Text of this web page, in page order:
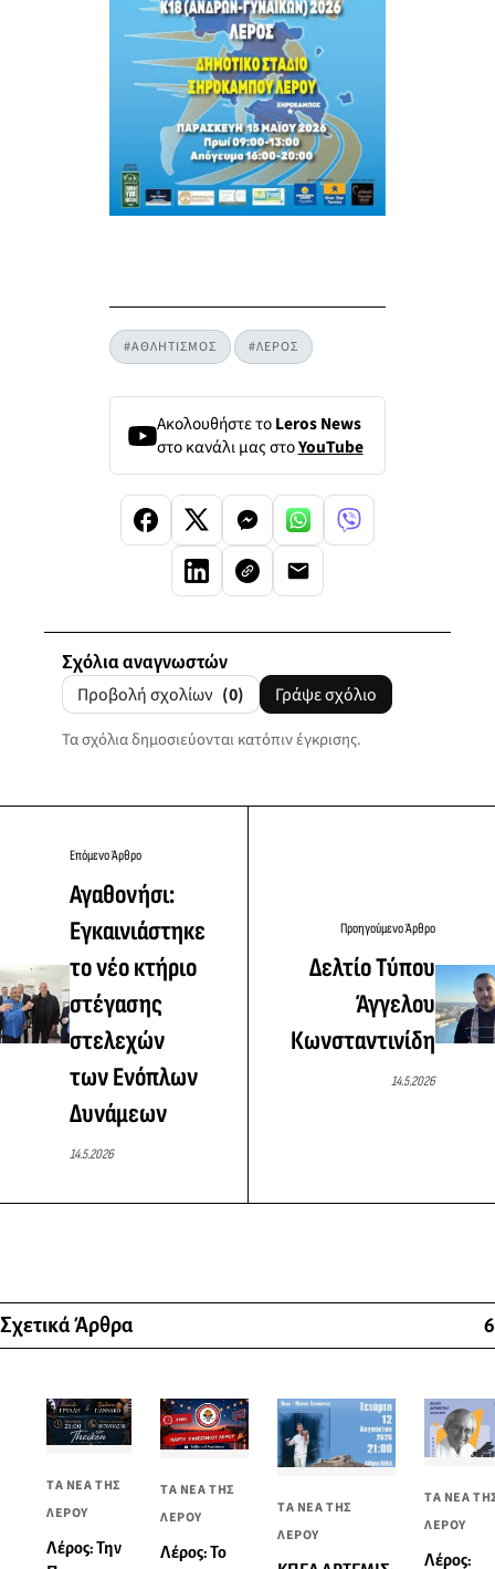
#ΑΘΛΗΤΙΣΜΟΣ #ΛΕΡΟΣ
Ακολουθήστε τοLeros News
στο κανάλι μας στοYouTube
Σχόλια αναγνωστών
Προβολή σχολίων (0) Γράψε σχόλιο
Τα σχόλια δημοσιεύονται κατόπιν έγκρισης.
Επόμενο Άρθρο
Αγαθονήσι:
Εγκαινιάστηκε
το νέο κτήριο
στέγασης
στελεχών
των Ενόπλων
Δυνάμεων
14.5.2026
Προηγούμενο Άρθρο
Δελτίο Τύπου
Άγγελου
Κωνσταντινίδη
14.5.2026
Σχετικά Άρθρα 6
ΤΑ ΝΕΑ ΤΗΣ
ΛΕΡΟΥ
Λέρος: Την
ΤΑ ΝΕΑ ΤΗΣ
ΛΕΡΟΥ
Λέρος: Το
ΤΑ ΝΕΑ ΤΗΣ
ΛΕΡΟΥ
ΤΑ ΝΕΑ
ΛΕΡΟΥ
Λέρος: